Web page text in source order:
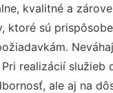
kvalitné a
ktoré sú
realizácií služieb
ale aj na